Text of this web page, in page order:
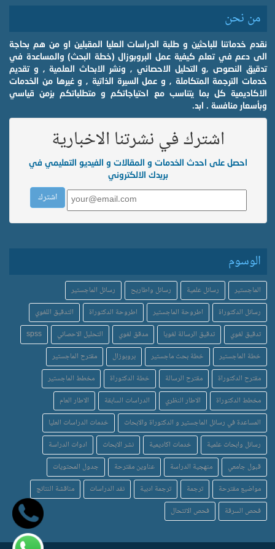
من نحن
نقدم خدماتنا للباحثين و طلبة الدراسات العليا المقبلين او من هم بحاجة
الى دعم في تعلم كيفية عمل البروبوزال (خطة البحث) والمساعدة في
تدقيق النصوص ,و التحليل الاحصائي , ونشر الابحاث العلمية , و تقديم
خدمات الترجمة المتكاملة , و عمل السيرة الذاتية , و غيرها من الخدمات
الاكاديمية كل بما يتناسب مع احتياجاتكم و متطلباتكم بزمن قياسي
وبأسعار منافسة . ابد.
اشترك في نشرتنا الاخبارية
احصل على احدث الخدمات و المقالات و الفيديو التعليمي في
بريدك الالكتروني
الوسوم
الماجستير رسائل علمية رسائل واطاريح
رسائل الماجستير
رسائل الدكتوراة
اطروحة الماجستير اطروحة الدكتوراة
التدقيق اللغوي
تدقيق لغوي
تدقيق الرسالة لغويا مدقق لغوي التحليل الاحصائي
spss
خطة الماجستير
خطة بحث ماجستير بروبوزال
مقترح الماجستير
مقترح الدكتوراة
مقترح الرسالة خطة الدكتوراة
مخطط الماجستير
مخطط الدكتوراة
الاطار النظري الدراسات السابقة
الاطار العام
المساعدة في رسائل الماجستير و الدكتوراة والابحاث
خدمات الدراسات العليا
رسائل وابحاث علمية
خدمات اكاديمية نشر الابحاث
ادوات الدراسة
قبول جامعي
منهجية الدراسة عناوين مقترحة
جدول المحتويات
مواضيع مقترحة
ترجمة ترجمة ادبية نقد الدراسات
مناقشة النتائج
فحص السرقة
فحص الانتحال